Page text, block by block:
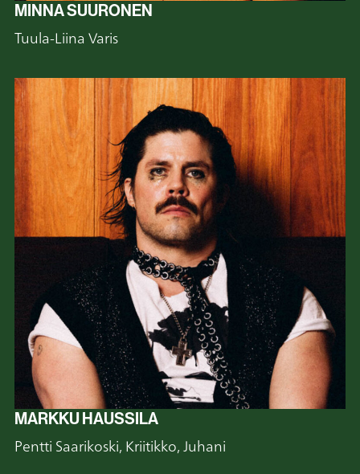
MINNA SUURONEN
Tuula-Liina Varis
MARKKU HAUSSILA
Pentti Saarikoski, Kriitikko, Juhani